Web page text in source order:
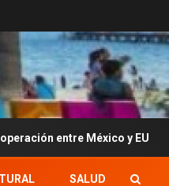
México y EU para la
SALUD